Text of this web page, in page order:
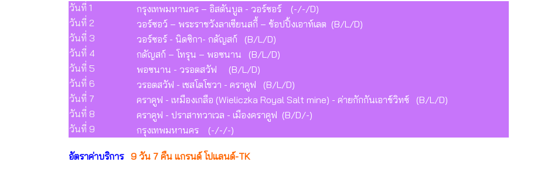
วันที่ 1
กรุงเทพมหานคร – อิสตันบูล - วอร์ซอร์ (-/-/D)
วันที่ 2
วอร์ซอว์ – พระราชวังลาเซียนสกี้ – ช้อปปิ้งเอาท์เลต (B/L/D)
วันที่ 3
วอร์ซอร์ - นิดซิกา- กดัญสก์ (B/L/D)
วันที่ 4
กดัญสก์ – โทรุน – พอซนาน (B/L/D)
วันที่ 5
พอซนาน - วรอตสวัฟ (B/L/D)
วันที่ 6
วรอตสวัฟ - เชสโตโชวา - คราคูฟ (B/L/D)
วันที่ 7
คราคูฟ - เหมืองเกลือ (Wieliczka Royal Salt mine) - ค่ายกักกันเอาช์วิทซ์ (B/L/D)
วันที่ 8
คราคูฟ - ปราสาทวาเวล - เมืองคราคูฟ (B/D/-)
วันที่ 9
กรุงเทพมหานคร (-/-/-)
อัตราค่าบริการ 9 วัน 7 คืน แกรนด์ โปแลนด์-TK